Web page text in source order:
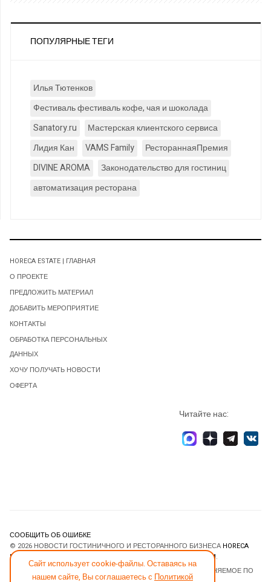
ПОПУЛЯРНЫЕ ТЕГИ
Илья Тютенков
Фестиваль фестиваль кофе, чая и шоколада
Sanatory.ru
Мастерская клиентского сервиса
Лидия Кан
VAMS Family
РестораннаяПремия
DIVINE AROMA
Законодательство для гостиниц
автоматизация ресторана
Сайт использует cookie-файлы. Оставаясь на
нашем сайте, Вы соглашаетесь с Политикой
HORECA ESTATE | ГЛАВНАЯ
О ПРОЕКТЕ
ПРЕДЛОЖИТЬ МАТЕРИАЛ
ДОБАВИТЬ МЕРОПРИЯТИЕ
КОНТАКТЫ
ОБРАБОТКА ПЕРСОНАЛЬНЫХ
ДАННЫХ
ХОЧУ ПОЛУЧАТЬ НОВОСТИ
ОФЕРТА
Читайте нас:
СООБЩИТЬ ОБ ОШИБКЕ
© 2026 НОВОСТИ ГОСТИНИЧНОГО И РЕСТОРАННОГО БИЗНЕСА HORECA
ESTATE
JOOMLART.COM.
- ПРОГРАММНОЕ ОБЕСПЕЧЕНИЕ, РАСПРОСТРАНЯЕМОЕ ПО